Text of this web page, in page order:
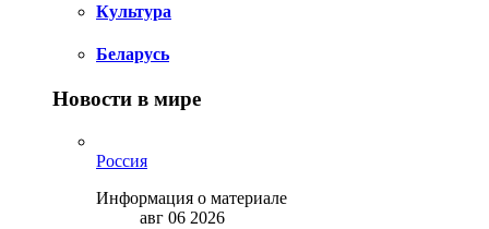
Культура
Беларусь
Новости в мире
Россия
Информация о материале
авг 06 2026